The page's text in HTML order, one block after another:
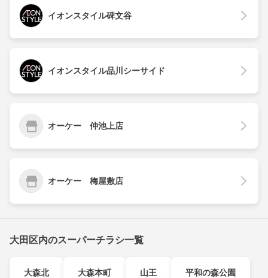
イオンスタイル碑文谷
イオンスタイル品川シーサイド
オーケー 仲池上店
オーケー 梅屋敷店
大田区内のスーパーチラシ一覧
大森北 大森本町 山王 平和の森公園